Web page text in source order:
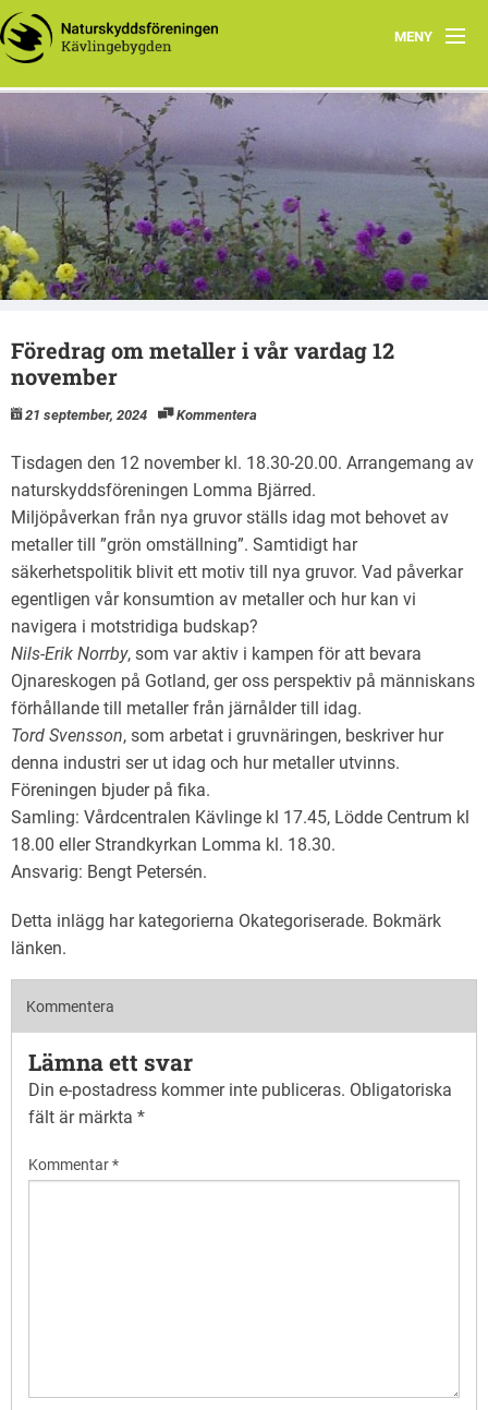
MENY
Hem
Senaste aktiviteter
Om oss
Rapporter
Kävlingebygden
En till Naturskyddsföreningens kretswebbar webbplats
Föredrag om metaller i vår vardag 12
november
21 september, 2024 Kommentera
Tisdagen den 12 november kl. 18.30-20.00. Arrangemang av
naturskyddsföreningen Lomma Bjärred.
Miljöpåverkan från nya gruvor ställs idag mot behovet av
metaller till ”grön omställning”. Samtidigt har
säkerhetspolitik blivit ett motiv till nya gruvor. Vad påverkar
egentligen vår konsumtion av metaller och hur kan vi
navigera i motstridiga budskap?
Nils-Erik Norrby, som var aktiv i kampen för att bevara
Ojnareskogen på Gotland, ger oss perspektiv på människans
förhållande till metaller från järnålder till idag.
Tord Svensson, som arbetat i gruvnäringen, beskriver hur
denna industri ser ut idag och hur metaller utvinns.
Föreningen bjuder på fika.
Samling: Vårdcentralen Kävlinge kl 17.45, Lödde Centrum kl
18.00 eller Strandkyrkan Lomma kl. 18.30.
Ansvarig: Bengt Petersén.
Detta inlägg har kategorierna Okategoriserade. Bokmärk
länken.
Kommentera
Lämna ett svar
Din e-postadress kommer inte publiceras. Obligatoriska
fält är märkta *
Kommentar*